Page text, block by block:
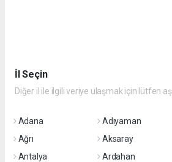
İl Seçin
Diğer il ile ilgili veriye ulaşmak için lütfen
Adana Adıyaman
Ağrı
Aksaray
Antalya
Ardahan